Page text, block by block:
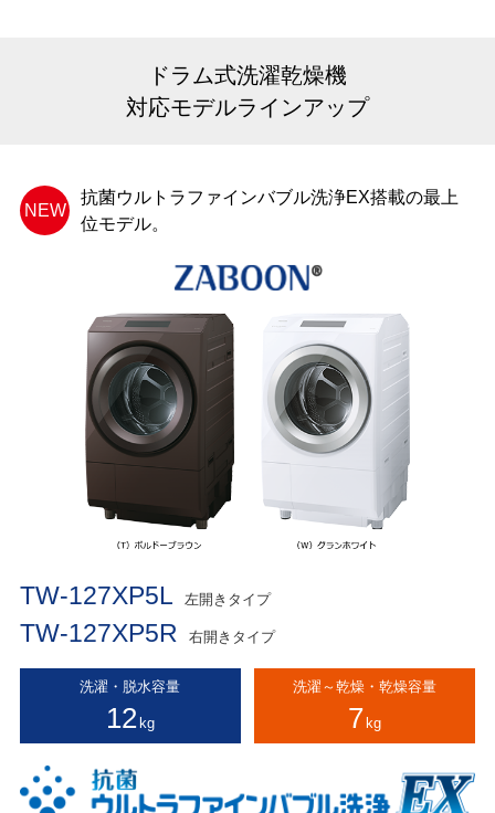
ドラム式洗濯乾燥機
対応モデルラインアップ
NEW
抗菌ウルトラファインバブル洗浄EX搭載の最上
位モデル。
TW-127XP5L 左開きタイプ
TW-127XP5R 右開きタイプ
洗濯・脱水容量
12 kg
洗濯～乾燥・乾燥容量
7 kg